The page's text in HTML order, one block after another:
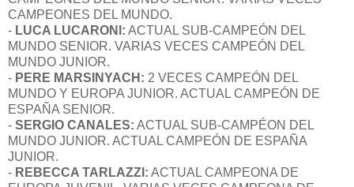
CAMPEONES DEL MUNDO.
- LUCA LUCARONI: ACTUAL SUB-CAMPEÓN DEL
MUNDO SENIOR. VARIAS VECES CAMPEÓN DEL
MUNDO JUNIOR.
- PERE MARSINYACH: 2 VECES CAMPEÓN DEL
MUNDO Y EUROPA JUNIOR. ACTUAL CAMPEÓN DE
ESPAÑA SENIOR.
- SERGIO CANALES: ACTUAL SUB-CAMPÉON DEL
MUNDO JUNIOR. ACTUAL CAMPEÓN DE ESPAÑA
JUNIOR.
- REBECCA TARLAZZI: ACTUAL CAMPEONA DE